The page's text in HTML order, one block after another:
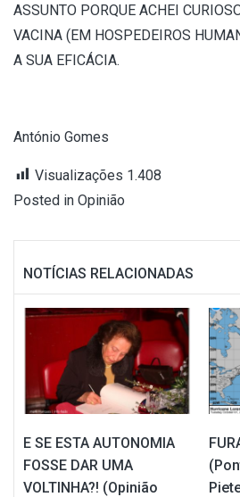
ASSUNTO PORQUE ACHEI
VACINA (EM HOSPEDEIROS
A SUA EFICÁCIA.
António Gomes
Visualizações 1.408
Posted in Opinião
NOTÍCIAS RELACIONADAS
E SE ESTA AUTONOMIA
FOSSE DAR UMA
VOLTINHA?! (Opinião